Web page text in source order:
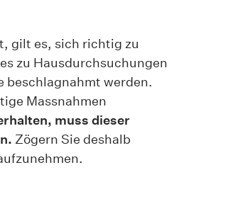
gilt es, sich richtig zu
zu Hausdurchsuchungen
beschlagnahmt werden.
Massnahmen
muss dieser
Zögern Sie deshalb